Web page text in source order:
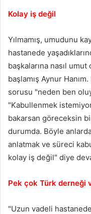
Kolay iş değil
Yılmamış, umudunu
hastanede
başkalarına nasıl
başlamış Aynur
sorusu "neden ben
"Kabullenmek
bakarsan göreceksin
durumda. Böyle
anlatmak ve süreci
kolay iş değil" diye
Pek çok Türk derneği
"Uzun vadeli